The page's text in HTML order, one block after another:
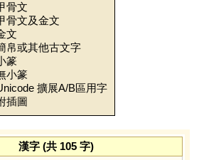
骨文
骨文及金文
文
帛或其他古文字
篆
小篆
擴展A/B區用字
插圖
漢字 (共 105 字)